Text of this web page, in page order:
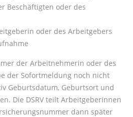
Beschäftigten oder des
oder des Arbeitgebers
der Arbeitnehmerin oder des
der Sofortmeldung noch nicht
Geburtsdatum, Geburtsort und
Die DSRV teilt Arbeitgeberinnen
dann später